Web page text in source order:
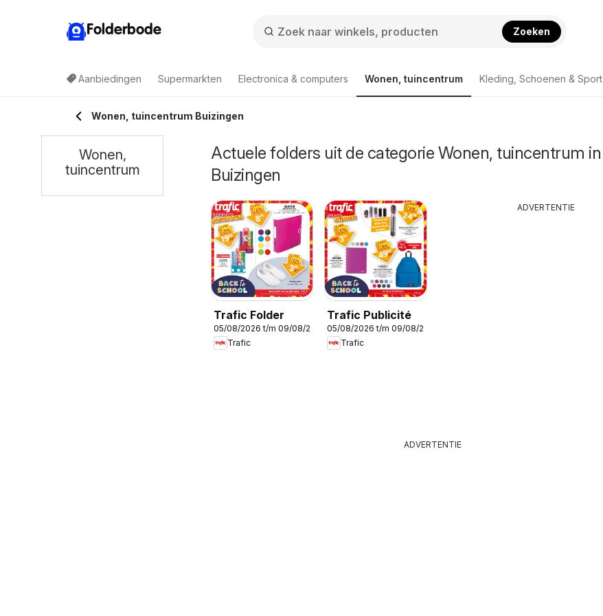
Folderbode Zoeken
Aanbiedingen Supermarkten Electronica & computers Wonen, tuincentrum Kleding, Schoenen & Sport
Wonen, tuincentrum Buizingen
Actuele folders uit de categorie Wonen, tuincentrum in
Buizingen
Trafic Folder
05/08/2026 t/m 09/08/2026
Trafic
Trafic Publicité
05/08/2026 t/m 09/08/2026
Trafic
ADVERTENTIE
ADVERTENTIE
Wonen,
tuincentrum